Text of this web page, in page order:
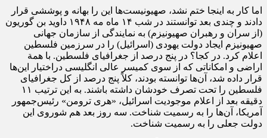
اما کار به اینجا ختم نشد، صهیونیست‌ها این را بهانه و پوششی قرار
دادند و چندی بعد توانستند در شب ۱۴ ماه مه ۱۹۴۸ داوید بن گوریون
(از سران و رهبران صهیونیزم) به نمایندگی از سازمان جهانی
صهیونیزم ایجاد دولت یهودی (اسرائیل) را در سرزمین فلسطین
اعلام کرد. در کجا؟ در پنج درصد از جغرافیای فلسطین. با همة
اراضی و امکاناتی که از سوی کمیسر عالی انگلیسی دراختیار این‌ها
قرار داده شد، آن‌ها توانسته بودند، کلاً پنج درصد از کل جغرافیای
فلسطین را تحت تصرف خودشان داشته باشند. به این ترتیب ۱۱
دقیقه بعد از اعلام موجودیت اسرائیل، «هری ترومن» رئیس‌جمهور
آمریکا، آن‌ها را به رسمیت شناخت. سه روز بعد هم شوروی این
دولت جعلی را به رسمیت شناخت.